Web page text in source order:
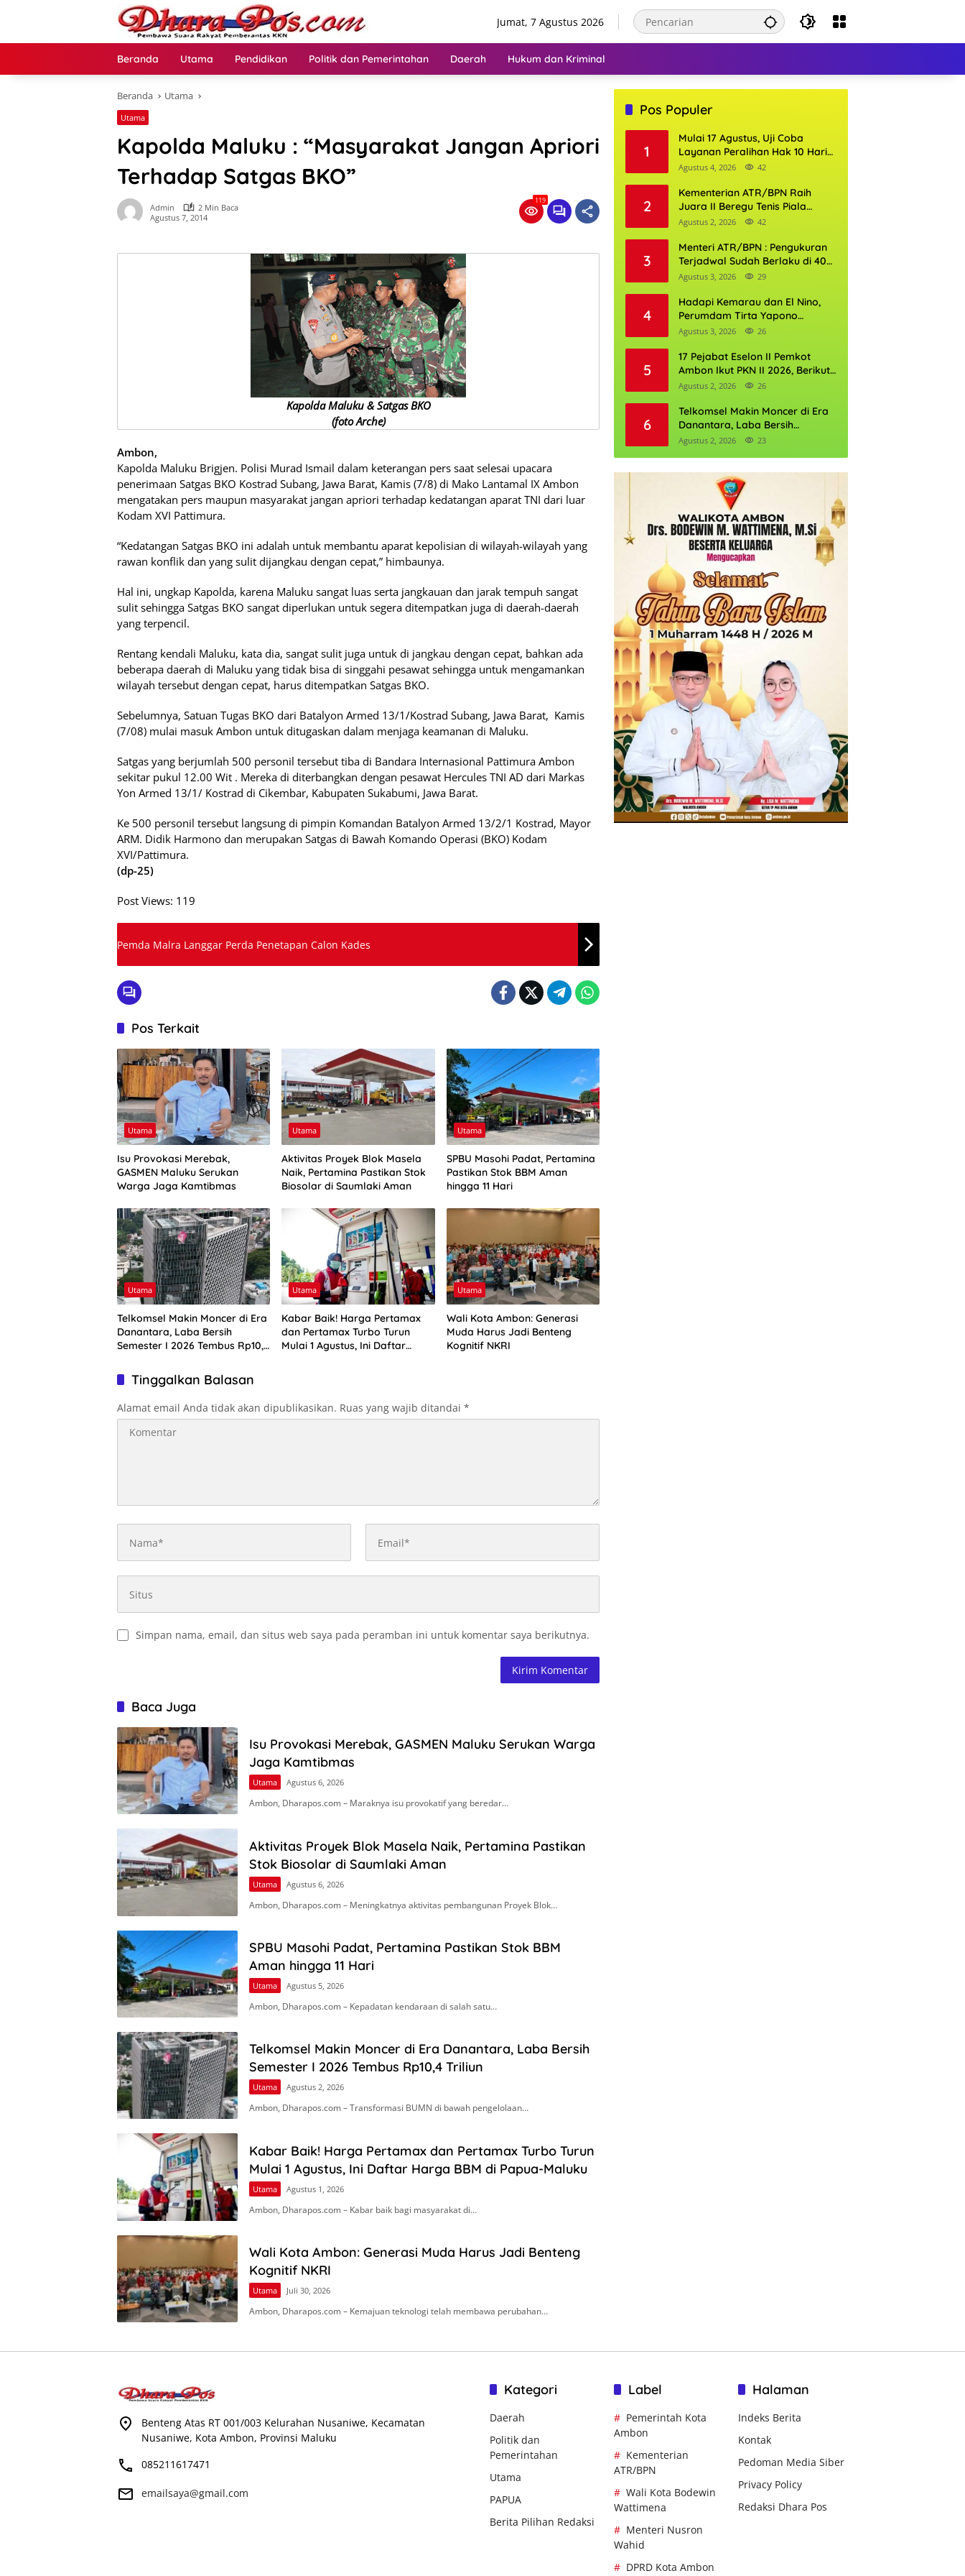
Jumat, 7 Agustus 2026
Beranda Utama Pendidikan Politik dan Pemerintahan Daerah Hukum dan Kriminal
Beranda Utama
Utama
Kapolda Maluku : “Masyarakat Jangan Apriori
Terhadap Satgas BKO”
Admin
2 Min Baca
Agustus 7, 2014
119
Kapolda Maluku & Satgas BKO
(foto Arche)
Ambon,
Kapolda Maluku Brigjen. Polisi Murad Ismail dalam keterangan pers saat selesai upacara
penerimaan Satgas BKO Kostrad Subang, Jawa Barat, Kamis (7/8) di Mako Lantamal IX Ambon
mengatakan pers maupun masyarakat jangan apriori terhadap kedatangan aparat TNI dari luar
Kodam XVI Pattimura.
“Kedatangan Satgas BKO ini adalah untuk membantu aparat kepolisian di wilayah-wilayah yang
rawan konflik dan yang sulit dijangkau dengan cepat,” himbaunya.
Hal ini, ungkap Kapolda, karena Maluku sangat luas serta jangkauan dan jarak tempuh sangat
sulit sehingga Satgas BKO sangat diperlukan untuk segera ditempatkan juga di daerah-daerah
yang terpencil.
Rentang kendali Maluku, kata dia, sangat sulit juga untuk di jangkau dengan cepat, bahkan ada
beberapa daerah di Maluku yang tidak bisa di singgahi pesawat sehingga untuk mengamankan
wilayah tersebut dengan cepat, harus ditempatkan Satgas BKO.
Sebelumnya, Satuan Tugas BKO dari Batalyon Armed 13/1/Kostrad Subang, Jawa Barat, Kamis
(7/08) mulai masuk Ambon untuk ditugaskan dalam menjaga keamanan di Maluku.
Satgas yang berjumlah 500 personil tersebut tiba di Bandara Internasional Pattimura Ambon
sekitar pukul 12.00 Wit . Mereka di diterbangkan dengan pesawat Hercules TNI AD dari Markas
Yon Armed 13/1/ Kostrad di Cikembar, Kabupaten Sukabumi, Jawa Barat.
Ke 500 personil tersebut langsung di pimpin Komandan Batalyon Armed 13/2/1 Kostrad, Mayor
ARM. Didik Harmono dan merupakan Satgas di Bawah Komando Operasi (BKO) Kodam
XVI/Pattimura.
(dp-25)
Post Views: 119
Pemda Malra Langgar Perda Penetapan Calon Kades
Pos Terkait
Utama
Isu Provokasi Merebak,
GASMEN Maluku Serukan
Warga Jaga Kamtibmas
Utama
Aktivitas Proyek Blok Masela
Naik, Pertamina Pastikan Stok
Biosolar di Saumlaki Aman
Utama
SPBU Masohi Padat, Pertamina
Pastikan Stok BBM Aman
hingga 11 Hari
Utama
Telkomsel Makin Moncer di Era
Danantara, Laba Bersih
Semester I 2026 Tembus Rp10,4
Utama
Kabar Baik! Harga Pertamax
dan Pertamax Turbo Turun
Mulai 1 Agustus, Ini Daftar
Utama
Wali Kota Ambon: Generasi
Muda Harus Jadi Benteng
Kognitif NKRI
Tinggalkan Balasan
Alamat email Anda tidak akan dipublikasikan. Ruas yang wajib ditandai *
Simpan nama, email, dan situs web saya pada peramban ini untuk komentar saya berikutnya.
Baca Juga
Isu Provokasi Merebak, GASMEN Maluku Serukan Warga
Jaga Kamtibmas
Utama Agustus 6, 2026
Ambon, Dharapos.com – Maraknya isu provokatif yang beredar…
Aktivitas Proyek Blok Masela Naik, Pertamina Pastikan
Stok Biosolar di Saumlaki Aman
Utama Agustus 6, 2026
Ambon, Dharapos.com – Meningkatnya aktivitas pembangunan Proyek Blok…
SPBU Masohi Padat, Pertamina Pastikan Stok BBM
Aman hingga 11 Hari
Utama Agustus 5, 2026
Ambon, Dharapos.com – Kepadatan kendaraan di salah satu…
Telkomsel Makin Moncer di Era Danantara, Laba Bersih
Semester I 2026 Tembus Rp10,4 Triliun
Utama Agustus 2, 2026
Ambon, Dharapos.com – Transformasi BUMN di bawah pengelolaan…
Kabar Baik! Harga Pertamax dan Pertamax Turbo Turun
Mulai 1 Agustus, Ini Daftar Harga BBM di Papua-Maluku
Utama Agustus 1, 2026
Ambon, Dharapos.com – Kabar baik bagi masyarakat di…
Wali Kota Ambon: Generasi Muda Harus Jadi Benteng
Kognitif NKRI
Utama Juli 30, 2026
Ambon, Dharapos.com – Kemajuan teknologi telah membawa perubahan…
Pos Populer
1
Mulai 17 Agustus, Uji Coba
Layanan Peralihan Hak 10 Hari
di 15 Kantor Pertanahan
Agustus 4, 2026 42
2
Kementerian ATR/BPN Raih
Juara II Beregu Tenis Piala
Gubernur DKI Jakarta 2026
Agustus 2, 2026 42
3
Menteri ATR/BPN : Pengukuran
Terjadwal Sudah Berlaku di 400
Kantor Pertanahan
Agustus 3, 2026 29
4
Hadapi Kemarau dan El Nino,
Perumdam Tirta Yapono
Perkuat Cadangan Air Ambon
Agustus 3, 2026 26
5
17 Pejabat Eselon II Pemkot
Ambon Ikut PKN II 2026, Berikut
Daftarnya
Agustus 2, 2026 26
6
Telkomsel Makin Moncer di Era
Danantara, Laba Bersih
Semester I 2026 Tembus Rp10,4
Agustus 2, 2026 23
Benteng Atas RT 001/003 Kelurahan Nusaniwe, Kecamatan
Nusaniwe, Kota Ambon, Provinsi Maluku
085211617471
emailsaya@gmail.com
Kategori
Daerah
Politik dan
Pemerintahan
Utama
PAPUA
Berita Pilihan Redaksi
Label
Pemerintah Kota
Ambon
Kementerian
ATR/BPN
Wali Kota Bodewin
Wattimena
Menteri Nusron
Wahid
DPRD Kota Ambon
Halaman
Indeks Berita
Kontak
Pedoman Media Siber
Privacy Policy
Redaksi Dhara Pos